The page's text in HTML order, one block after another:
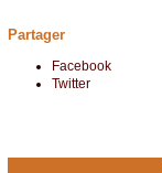
Partager
Facebook
Twitter